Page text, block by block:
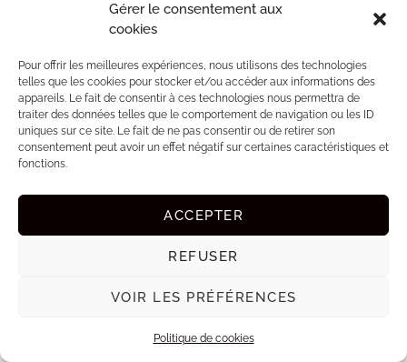
Gérer le consentement aux
cookies
Pour offrir les meilleures expériences, nous utilisons des technologies
telles que les cookies pour stocker et/ou accéder aux informations des
appareils. Le fait de consentir à ces technologies nous permettra de
traiter des données telles que le comportement de navigation ou les ID
uniques sur ce site. Le fait de ne pas consentir ou de retirer son
consentement peut avoir un effet négatif sur certaines caractéristiques et
fonctions.
ACCEPTER
REFUSER
VOIR LES PRÉFÉRENCES
Politique de cookies
BOOK
PRESTATIONS
SUIVEZ-MOI SUR LES RÉSEAUX
Site réalisé par www.cocktail-graphic.com